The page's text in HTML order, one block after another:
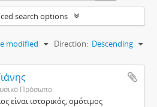
search options
modified Direction: Descending
Πρόσωπο
είναι ιστορικός, ομότιμος